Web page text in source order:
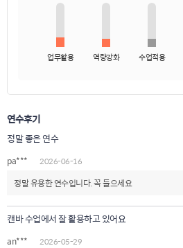
업무활용 역량강화 수업적용
연수후기
정말 좋은 연수
pa*** 2026-06-16
정말 유용한 연수입니다. 꼭 들으세요
캔바 수업에서 잘 활용하고 있어요
an*** 2026-05-29